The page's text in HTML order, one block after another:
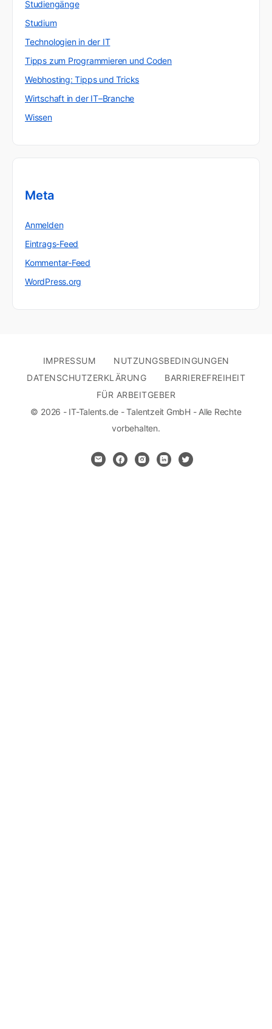
Studiengänge
Studium
Technologien in der IT
Tipps zum Programmieren und Coden
Webhosting: Tipps und Tricks
Wirtschaft in der IT–Branche
Wissen
Meta
Anmelden
Eintrags-Feed
Kommentar-Feed
WordPress.org
IMPRESSUM
NUTZUNGSBEDINGUNGEN
DATENSCHUTZERKLÄRUNG
BARRIEREFREIHEIT
FÜR ARBEITGEBER
© 2026 - IT-Talents.de - Talentzeit GmbH - Alle Rechte
vorbehalten.